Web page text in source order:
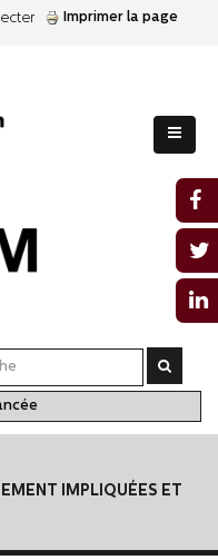
Imprimer la page
IMPLIQUÉES ET